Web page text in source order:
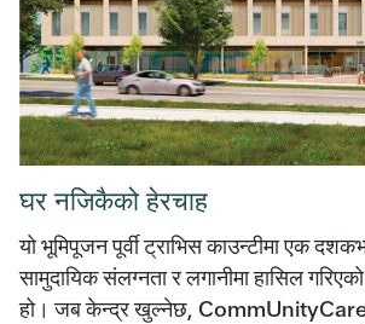
घर नजिकैको हेरचाह
यो भूमिपूजन पूर्वी ट्राभिस काउन्टीमा एक
सामुदायिक संलग्नता र लगानीमा हासिल
हो। जब केन्द्र खुल्नेछ,